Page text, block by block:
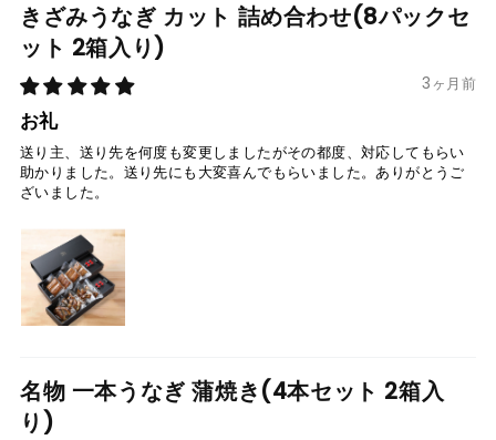
きざみうなぎ カット 詰め合わせ(8パックセ
ット 2箱入り)
3ヶ月前
お礼
送り主、送り先を何度も変更しましたがその都度、対応してもらい
助かりました。送り先にも大変喜んでもらいました。ありがとうご
ざいました。
名物 一本うなぎ 蒲焼き(4本セット 2箱入
り)